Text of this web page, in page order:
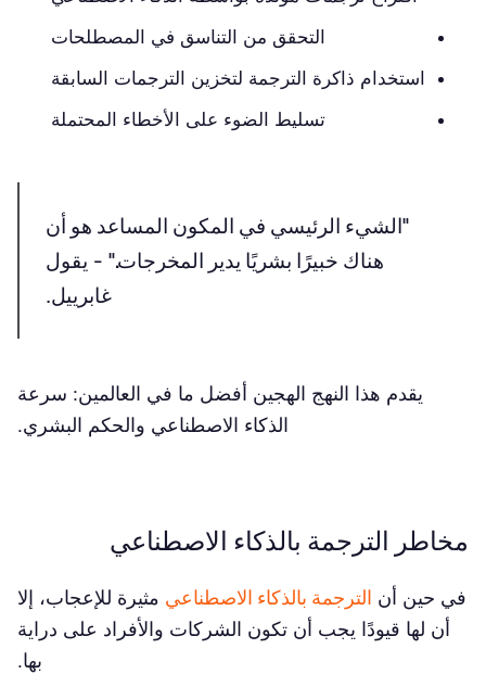
التحقق من التناسق في المصطلحات
استخدام ذاكرة الترجمة لتخزين الترجمات السابقة
تسليط الضوء على الأخطاء المحتملة
"الشيء الرئيسي في المكون المساعد هو أن
هناك خبيرًا بشريًا يدير المخرجات." - يقول
غابرييل.
يقدم هذا النهج الهجين أفضل ما في العالمين: سرعة
الذكاء الاصطناعي والحكم البشري.
مخاطر الترجمة بالذكاء الاصطناعي
في حين أن الترجمة بالذكاء الاصطناعي مثيرة للإعجاب، إلا
أن لها قيودًا يجب أن تكون الشركات والأفراد على دراية
بها.